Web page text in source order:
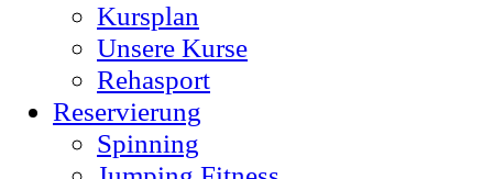
Kursplan
Unsere Kurse
Rehasport
Reservierung
Spinning